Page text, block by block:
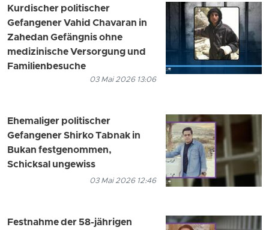
Kurdischer politischer
Gefangener Vahid Chavaran in
Zahedan Gefängnis ohne
medizinische Versorgung und
Familienbesuche
03 Mai 2026 13:06
Ehemaliger politischer
Gefangener Shirko Tabnak in
Bukan festgenommen,
Schicksal ungewiss
03 Mai 2026 12:46
Festnahme der 58-jährigen